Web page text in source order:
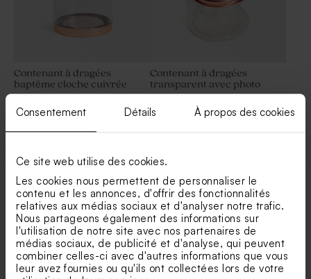
Consentement Détails À propos des cookies
Ce site web utilise des cookies.
Les cookies nous permettent de personnaliser le
contenu et les annonces, d'offrir des fonctionnalités
relatives aux médias sociaux et d'analyser notre trafic.
Nous partageons également des informations sur
l'utilisation de notre site avec nos partenaires de
médias sociaux, de publicité et d'analyse, qui peuvent
combiner celles-ci avec d'autres informations que vous
leur avez fournies ou qu'ils ont collectées lors de votre
Sucette baptême blanche et
dorée
Contenant à dragées
baptême cloche cuivrée
Contenant à dragées
transparent avec photo
Contenant plexi baptême
cuivré
Etui à dragées baptême rayé
effet vintage
Nouveautés